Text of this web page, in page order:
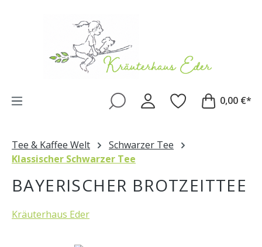
0,00 €*
Tee & Kaffee Welt
Schwarzer Tee
Klassischer Schwarzer Tee
BAYERISCHER BROTZEITTEE
Kräuterhaus Eder